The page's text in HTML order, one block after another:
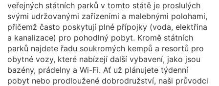
veřejných státních parků v tomto státě je proslulých
svými udržovanými zařízeními a malebnými polohami,
přičemž často poskytují plné přípojky (voda, elektřina
a kanalizace) pro pohodlný pobyt. Kromě státních
parků najdete řadu soukromých kempů a resortů pro
obytné vozy, které nabízejí další vybavení, jako jsou
bazény, prádelny a Wi-Fi. Ať už plánujete týdenní
pobyt nebo prodloužené dobrodružství, naši průvodci